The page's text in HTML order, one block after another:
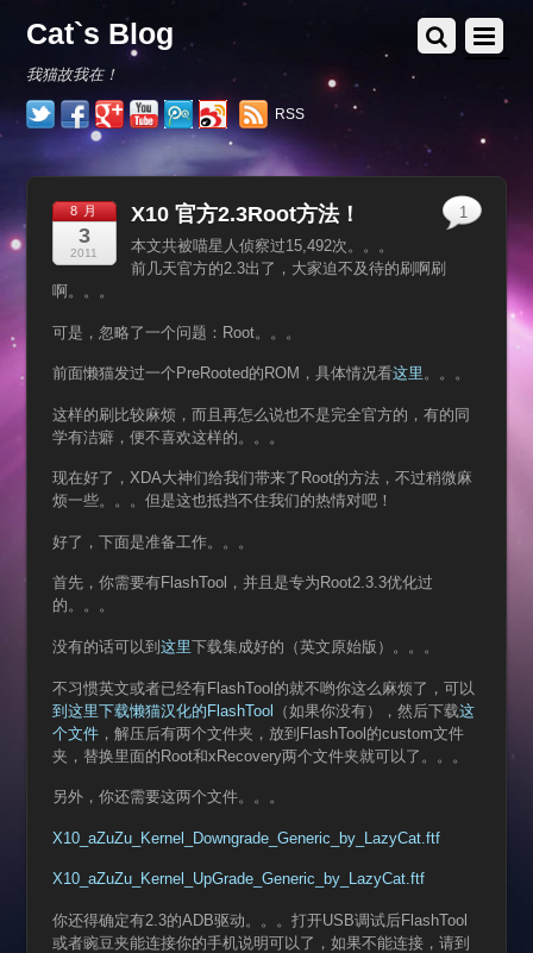
Cat`s Blog
我猫故我在！
RSS
8 月
3
2011
X10 官方2.3Root方法！
本文共被喵星人侦察过15,492次。。。
前几天官方的2.3出了，大家迫不及待的刷啊刷
啊。。。
可是，忽略了一个问题：Root。。。
前面懒猫发过一个PreRooted的ROM，具体情况看这里。。。
这样的刷比较麻烦，而且再怎么说也不是完全官方的，有的同
学有洁癖，便不喜欢这样的。。。
现在好了，XDA大神们给我们带来了Root的方法，不过稍微麻
烦一些。。。但是这也抵挡不住我们的热情对吧！
好了，下面是准备工作。。。
首先，你需要有FlashTool，并且是专为Root2.3.3优化过
的。。。
没有的话可以到 这里下载集成好的（英文原始版）。。。
不习惯英文或者已经有FlashTool的就不哟你这么麻烦了，可以
到这里下载懒猫汉化的FlashTool （如果你没有），然后下载这
个文件，解压后有两个文件夹，放到FlashTool的custom文件
夹，替换里面的Root和xRecovery两个文件夹就可以了。。。
另外，你还需要这两个文件。。。
X10_aZuZu_Kernel_Downgrade_Generic_by_LazyCat.ftf
X10_aZuZu_Kernel_UpGrade_Generic_by_LazyCat.ftf
你还得确定有2.3的ADB驱动。。。打开USB调试后FlashTool
或者豌豆夹能连接你的手机说明可以了，如果不能连接，请到
1